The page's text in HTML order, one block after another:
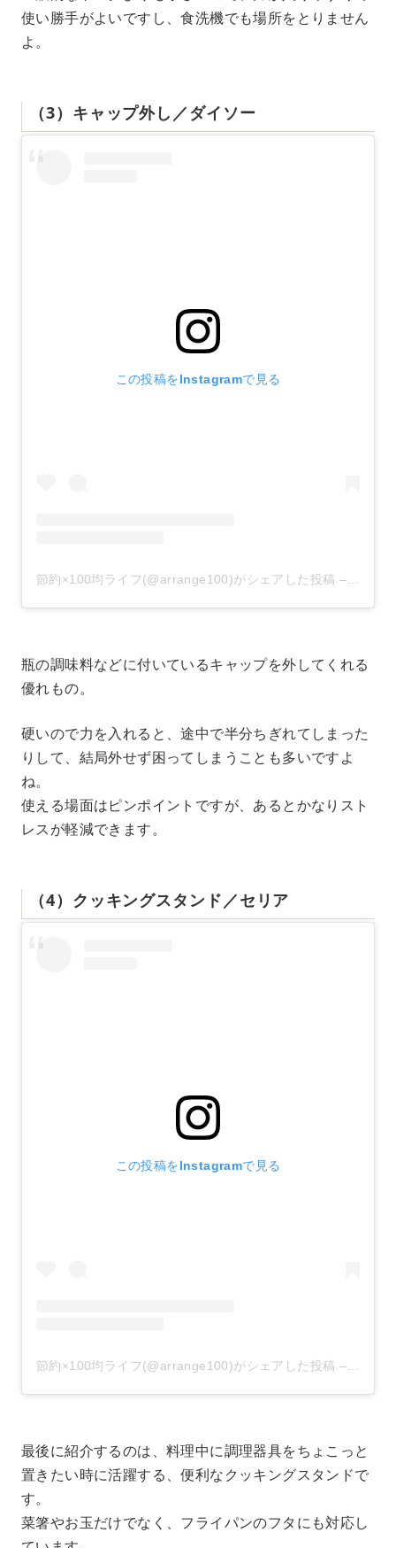
使い勝手がよいですし、食洗機でも場所をとりません
よ。
（3）キャップ外し／ダイソー
この投稿をInstagramで見る
節約×100均ライフ(@arrange100)がシェアした投稿 –
瓶の調味料などに付いているキャップを外してくれる
優れもの。
硬いので力を入れると、途中で半分ちぎれてしまった
りして、結局外せず困ってしまうことも多いですよ
ね。
使える場面はピンポイントですが、あるとかなりスト
レスが軽減できます。
（4）クッキングスタンド／セリア
この投稿をInstagramで見る
節約×100均ライフ(@arrange100)がシェアした投稿 –
最後に紹介するのは、料理中に調理器具をちょこっと
置きたい時に活躍する、便利なクッキングスタンドで
す。
菜箸やお玉だけでなく、フライパンのフタにも対応し